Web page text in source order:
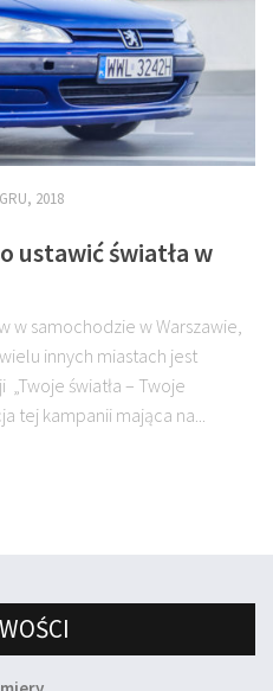
2018
ustawić światła w
w samochodzie w Warszawie,
innych miastach jest
światła – Twoje
tej kampanii mająca na...